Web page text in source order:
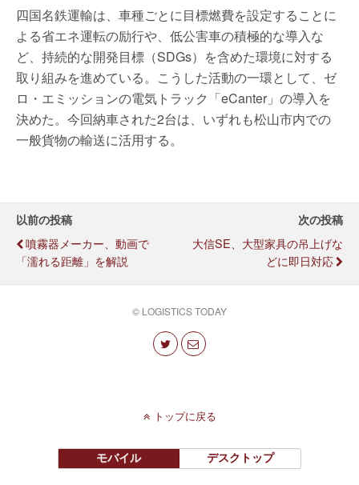
四国名鉄運輸は、車種ごとに目標燃費を設定することに
よる省エネ運転の励行や、低公害車の積極的な導入な
ど、持続的な開発目標（SDGs）を含めた環境に対する
取り組みを進めている。こうした活動の一環として、ゼ
ロ・エミッションの電気トラック「eCanter」の導入を
決めた。今回納車された2台は、いずれも松山市内での
一般貨物の輸送に活用する。
以前の投稿
噴霧器メーカー、動画で
「濡れる距離」を解説
次の投稿
大信SE、大型家具の吊上げな
どに即日対応
© LOGISTICS TODAY
トップに戻る
モバイル デスクトップ